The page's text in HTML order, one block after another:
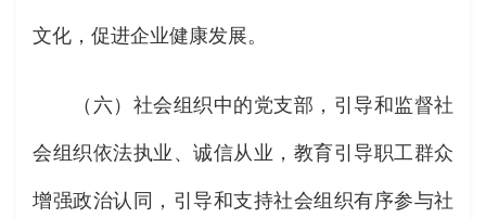
文化，促进企业健康发展。
（六）社会组织中的党支部，引导和监督社
会组织依法执业、诚信从业，教育引导职工群众
增强政治认同，引导和支持社会组织有序参与社